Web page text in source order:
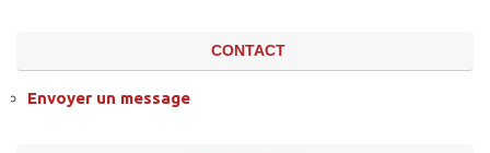
CONTACT
Envoyer un message